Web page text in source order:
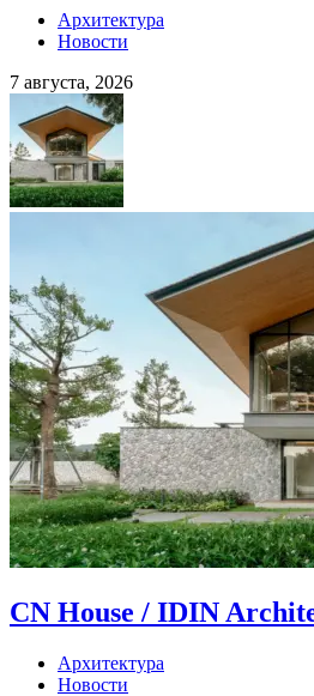
Архитектура
Новости
7 августа, 2026
CN House / IDIN
Архитектура
Новости